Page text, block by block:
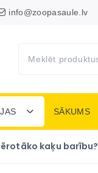
info@zoopasaule.lv
SĀKUMS
kaķu barību?